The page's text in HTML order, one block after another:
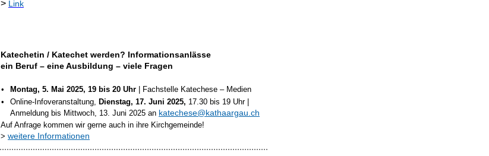
> Link
Katechetin / Katechet werden? Informationsanlässe
ein Beruf – eine Ausbildung – viele Fragen
• Montag, 5. Mai 2025, 19 bis 20 Uhr | Fachstelle Katechese – Medien
•
Online-Infoveranstaltung, Dienstag, 17. Juni 2025, 17.30 bis 19 Uhr |
Anmeldung bis Mittwoch, 13. Juni 2025 an katechese@kathaargau.ch
Auf Anfrage kommen wir gerne auch in ihre Kirchgemeinde!
> weitere Informationen